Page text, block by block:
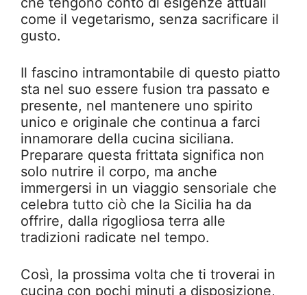
come il vegetarismo, senza sacrificare il
gusto.
Il fascino intramontabile di questo piatto
sta nel suo essere fusion tra passato e
presente, nel mantenere uno spirito
unico e originale che continua a farci
innamorare della cucina siciliana.
Preparare questa frittata significa non
solo nutrire il corpo, ma anche
immergersi in un viaggio sensoriale che
celebra tutto ciò che la Sicilia ha da
offrire, dalla rigogliosa terra alle
tradizioni radicate nel tempo.
Così, la prossima volta che ti troverai in
cucina con pochi minuti a disposizione,